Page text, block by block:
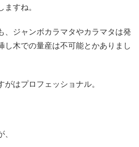
すね。
、ジャンボカラマタやカラマタは発
し木での量産は不可能とかありまし
はプロフェッショナル。